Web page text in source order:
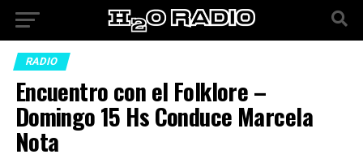
RADIO
Encuentro con el Folklore –
Domingo 15 Hs Conduce Marcela
Nota